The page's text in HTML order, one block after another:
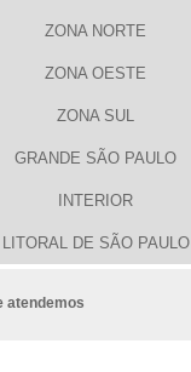
ZONA NORTE
ZONA OESTE
ZONA SUL
GRANDE SÃO PAULO
INTERIOR
LITORAL DE SÃO PAULO
atendemos